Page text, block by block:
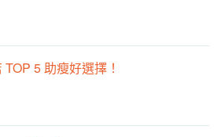
5 助瘦好選擇！